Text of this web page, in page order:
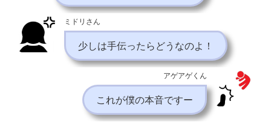
ミドリさん
少しは手伝ったらどうなのよ！
アゲアゲくん
これが僕の本音ですー